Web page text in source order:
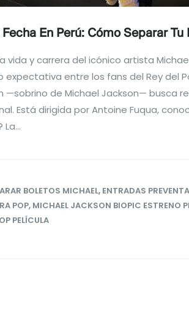
En Perú: Cómo Separar Tu
vida y carrera del icónico artista
entre los fans del Rey del
—sobrino de Michael Jackson— busca
Está dirigida por Antoine Fuqua,
BOLETOS MICHAEL, ENTRADAS
POP, MICHAEL JACKSON BIOPIC ESTRENO
PELÍCULA